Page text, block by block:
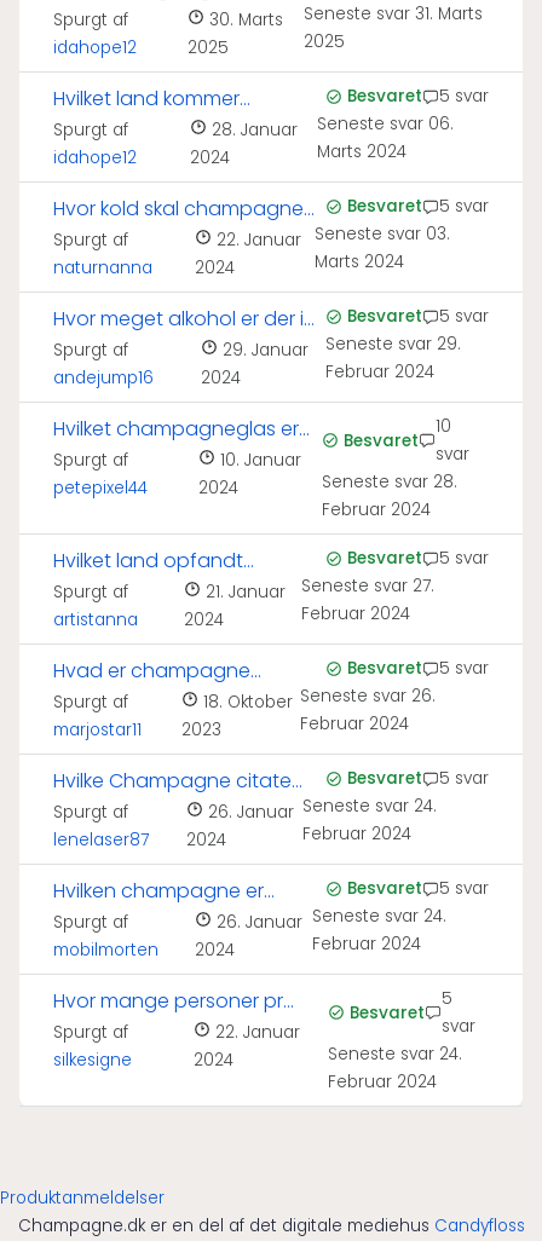
huden?
Spurgt af
idahope12
30. Marts
2025
Seneste svar31. Marts
2025
Hvilket land kommer
champagne fra?
Spurgt af
idahope12
28. Januar
2024
Besvaret
5 svar
Seneste svar 06.
Marts 2024
Hvor kold skal champagne
serveres?
Spurgt af
naturnanna
22. Januar
2024
Besvaret
5 svar
Seneste svar 03.
Marts 2024
Hvor meget alkohol er der i
en champagne?
Spurgt af
andejump16
29. Januar
2024
Besvaret
5 svar
Seneste svar 29.
Februar 2024
Hvilket champagneglas er
bedst til bobler?
Spurgt af
petepixel44
10. Januar
2024
Besvaret
10
svar
Seneste svar 28.
Februar 2024
Hvilket land opfandt
champagne?
Spurgt af
artistanna
21. Januar
2024
Besvaret
5 svar
Seneste svar 27.
Februar 2024
Hvad er champagne
lavet af?
Spurgt af
marjostar11
18. Oktober
2023
Besvaret
5 svar
Seneste svar 26.
Februar 2024
Hvilke Champagne citater
kender I?
Spurgt af
lenelaser87
26. Januar
2024
Besvaret
5 svar
Seneste svar 24.
Februar 2024
Hvilken champagne er
bedst til kaviar?
Spurgt af
mobilmorten
26. Januar
2024
Besvaret
5 svar
Seneste svar 24.
Februar 2024
Hvor mange personer pr
flaske champagne?
Spurgt af
silkesigne
22. Januar
2024
Besvaret
5
svar
Seneste svar 24.
Februar 2024
Produktanmeldelser
Champagne.dk er en del af det digitale mediehus Candyfloss